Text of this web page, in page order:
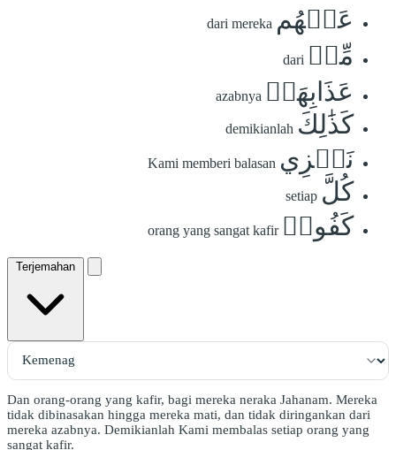
عَنۡهُم dari mereka
مِّنۡ dari
عَذَابِهَاۚ azabnya
كَذَٰلِكَ demikianlah
نَجۡزِي Kami memberi balasan
كُلَّ setiap
كَفُورٖ orang yang sangat kafir
Terjemahan
Dan orang-orang yang kafir, bagi mereka neraka Jahanam. Mereka
tidak dibinasakan hingga mereka mati, dan tidak diringankan dari
mereka azabnya. Demikianlah Kami membalas setiap orang yang
sangat kafir.